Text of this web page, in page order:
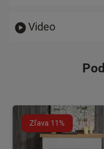
Video
Zľava 11%